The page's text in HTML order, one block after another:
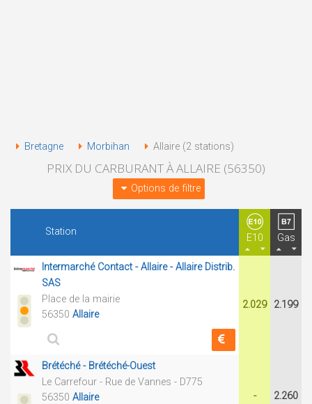
Bretagne Morbihan Allaire (2 stations)
PRIX DU CARBURANT À ALLAIRE (56350)
Options de filtre
Station
E10 Gas
Intermarché Contact - Allaire - Allaire Distrib.
SAS
Place de la mairie
56350 Allaire
2.029 2.199
Brétéché - Brétéché-Ouest
Le Carrefour - Rue de Vannes - D775
56350 Allaire - 2.260